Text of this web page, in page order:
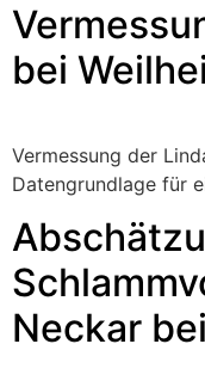
bei
Vermessung der
Datengrundlage für
Neckar